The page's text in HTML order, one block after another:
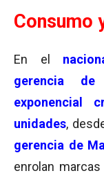
Consumo
En el
gerencia de
exponencial
unidades,
gerencia de
enrolan